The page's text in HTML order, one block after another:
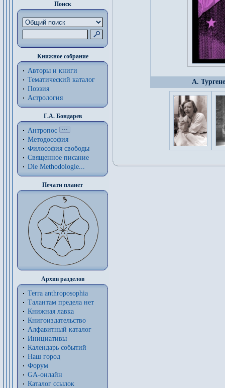
Поиск
Книжное собрание
Авторы и книги
Тематический каталог
Поэзия
Астрология
Г.А. Бондарев
Антропос
Методософия
Философия cвободы
Священное писание
Die Methodologie...
Печати планет
Архив разделов
Terra anthroposophia
Талантам предела нет
Книжная лавка
Книгоиздательство
Алфавитный каталог
Инициативы
Календарь событий
Наш город
Форум
GA-онлайн
Каталог ссылок
А.